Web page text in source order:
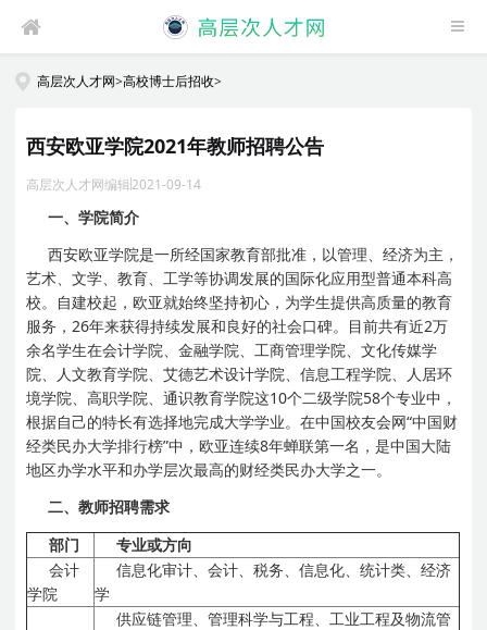
高层次人才网>高校博士后招收>
西安欧亚学院2021年教师招聘公告
高层次人才网编辑2021-09-14
一、学院简介
西安欧亚学院是一所经国家教育部批准，以管理、经济为主，
艺术、文学、教育、工学等协调发展的国际化应用型普通本科高
校。自建校起，欧亚就始终坚持初心，为学生提供高质量的教育
服务，26年来获得持续发展和良好的社会口碑。目前共有近2万
余名学生在会计学院、金融学院、工商管理学院、文化传媒学
院、人文教育学院、艾德艺术设计学院、信息工程学院、人居环
境学院、高职学院、通识教育学院这10个二级学院58个专业中，
根据自己的特长有选择地完成大学学业。在中国校友会网“中国财
经类民办大学排行榜”中，欧亚连续8年蝉联第一名，是中国大陆
地区办学水平和办学层次最高的财经类民办大学之一。​
二、教师招聘需求
部门
专业或方向
会计
学院
信息化审计、会计、税务、信息化、统计类、经济
学
供应链管理、管理科学与工程、工业工程及物流管